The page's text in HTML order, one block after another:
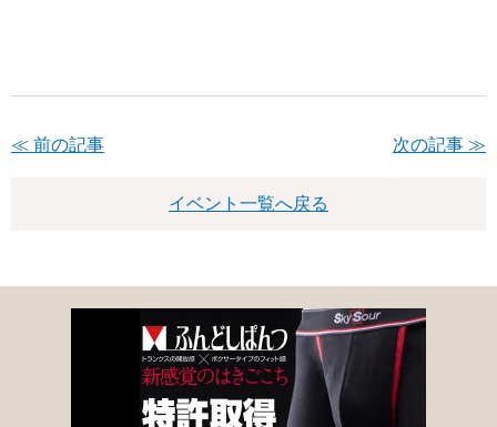
≪ 前の記事 次の記事 ≫
イベント一覧へ戻る